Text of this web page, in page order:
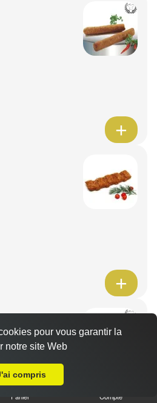
Panier Compte
pour vous garantir la
notre site Web
compris